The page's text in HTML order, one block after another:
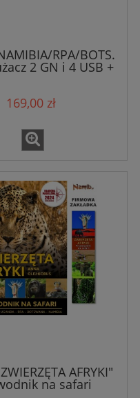
RPA/BOTS.
2 GN i 4 USB +
169,00 zł
AFRYKI"
na safari